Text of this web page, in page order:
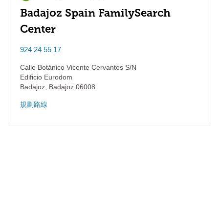
Badajoz Spain FamilySearch
Center
924 24 55 17
Calle Botánico Vicente Cervantes S/N
Edificio Eurodom
Badajoz Badajoz 06008
規劃路線